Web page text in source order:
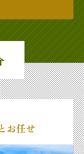
お任せ